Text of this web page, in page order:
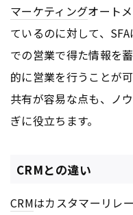
マーケティングオート
ているのに対して、
での営業で得た情報を
的に営業を行うことが
共有が容易な点も、ノ
ぎに役立ちます。
CRMとの違い
CRMはカスタマーリレ